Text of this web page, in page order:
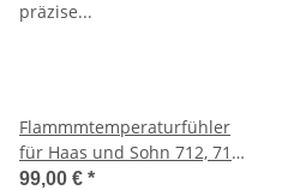
Flammmtemperaturfühler
für Haas und Sohn 712, 713,
714 HSP 1 und 2
99,00 € *